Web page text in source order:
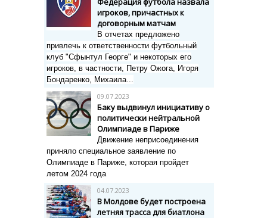
игроков, причастных к
договорным матчам
В отчетах предложено
привлечь к ответственности футбольный
клуб "Сфынтул Георге" и некоторых его
игроков, в частности, Петру Ожога, Игоря
Бондаренко, Михаила...
09.07.2023
Баку выдвинул инициативу о
политически нейтральной
Олимпиаде в Париже
Движение неприсоединения
приняло специальное заявление по
Олимпиаде в Париже, которая пройдет
летом 2024 года
04.07.2023
В Молдове будет построена
летняя трасса для биатлона